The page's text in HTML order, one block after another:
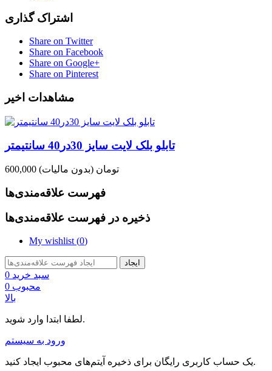
اشتراک گذاری
Share on Twitter
Share on Facebook
Share on Google+
Share on Pinterest
مشاهدات اخیر
تابلو بلک لایت سایز 30در40 سانتیمتر
600,000 تومان (بدون مالیات)
فهرست علاقه‌مندی‌ها
ذخیره در فهرست علاقه‌مندی‌ها
My wishlist (0)
ایجاد
سبد خرید 0
محبوب 0
بالا
لطفا ابتدا وارد شوید.
ورود به سیستم
یک حساب کاربری رایگان برای ذخیره آیتم‌های محبوب ایجاد کنید.